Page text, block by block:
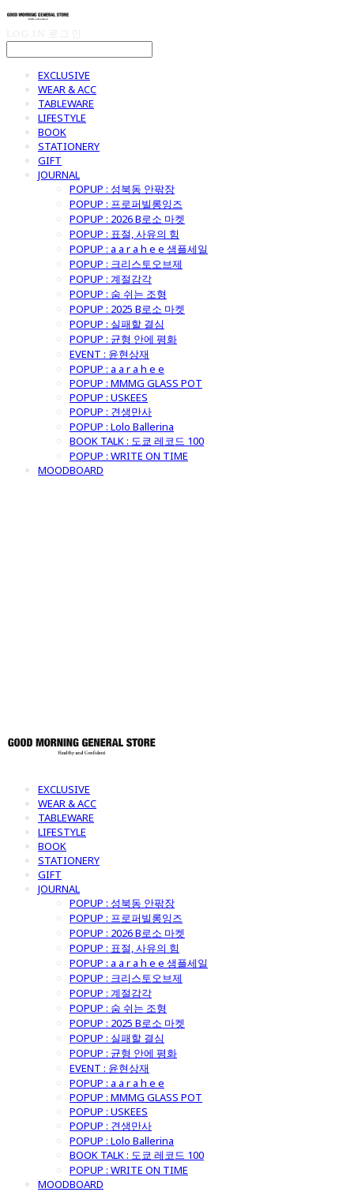
EXCLUSIVE
WEAR & ACC
TABLEWARE
LIFESTYLE
BOOK
STATIONERY
GIFT
JOURNAL
POPUP : 성북동 안팎장
POPUP : 프로퍼빌롱잉즈
POPUP : 2026 B로소 마켓
POPUP : 표절, 사유의 힘
POPUP : a a r a h e e 샘플세일
POPUP : 크리스토오브제
POPUP : 계절감각
POPUP : 숨 쉬는 조형
POPUP : 2025 B로소 마켓
POPUP : 실패할 결심
POPUP : 균형 안에 평화
EVENT : 윤현상재
POPUP : a a r a h e e
POPUP : MMMG GLASS POT
POPUP : USKEES
POPUP : 견생만사
POPUP : Lolo Ballerina
BOOK TALK : 도쿄 레코드 100
POPUP : WRITE ON TIME
MOODBOARD
EXCLUSIVE
WEAR & ACC
TABLEWARE
LIFESTYLE
BOOK
STATIONERY
GIFT
JOURNAL
POPUP : 성북동 안팎장
POPUP : 프로퍼빌롱잉즈
POPUP : 2026 B로소 마켓
POPUP : 표절, 사유의 힘
POPUP : a a r a h e e 샘플세일
POPUP : 크리스토오브제
POPUP : 계절감각
POPUP : 숨 쉬는 조형
POPUP : 2025 B로소 마켓
POPUP : 실패할 결심
POPUP : 균형 안에 평화
EVENT : 윤현상재
POPUP : a a r a h e e
POPUP : MMMG GLASS POT
POPUP : USKEES
POPUP : 견생만사
POPUP : Lolo Ballerina
BOOK TALK : 도쿄 레코드 100
POPUP : WRITE ON TIME
MOODBOARD